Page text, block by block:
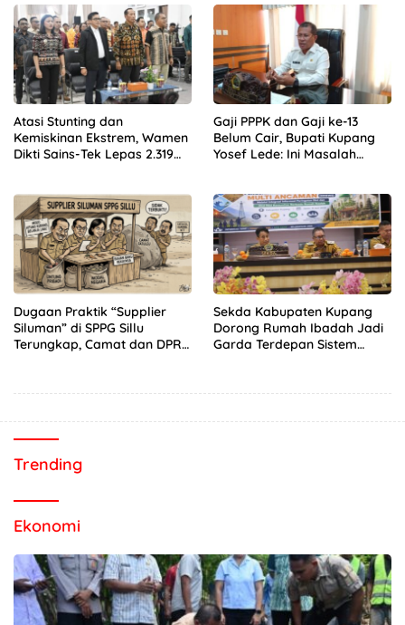
Atasi Stunting dan
Kemiskinan Ekstrem, Wamen
Dikti Sains-Tek Lepas 2.319
Gaji PPPK dan Gaji ke-13
Belum Cair, Bupati Kupang
Yosef Lede: Ini Masalah
Dugaan Praktik “Supplier
Siluman” di SPPG Sillu
Terungkap, Camat dan DPRD
Sekda Kabupaten Kupang
Dorong Rumah Ibadah Jadi
Garda Terdepan Sistem
Trending
Ekonomi